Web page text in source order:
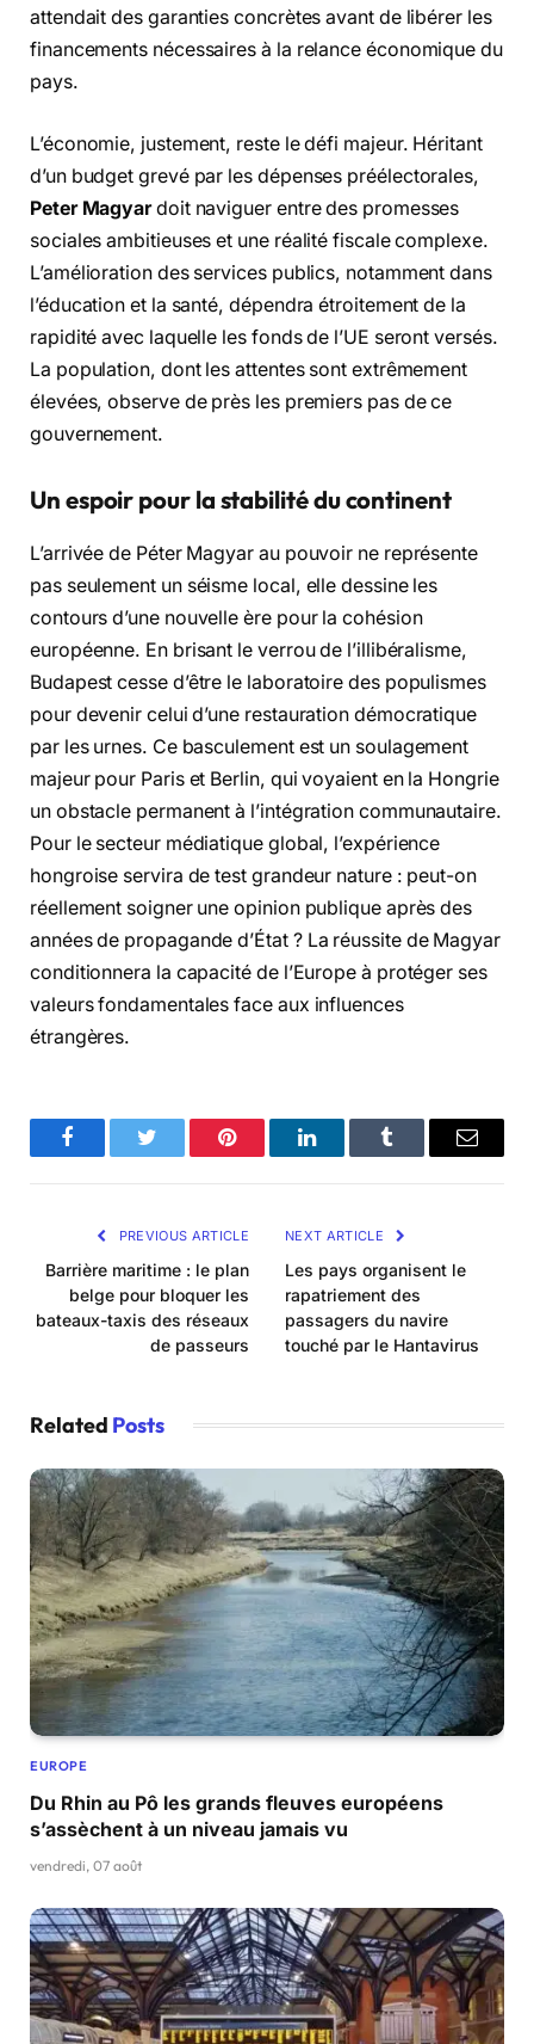
attendait des garanties concrètes avant de libérer les
financements nécessaires à la relance économique du
pays.
L’économie, justement, reste le défi majeur. Héritant
d’un budget grevé par les dépenses préélectorales,
Peter Magyardoit naviguer entre des promesses
sociales ambitieuses et une réalité fiscale complexe.
L’amélioration des services publics, notamment dans
l’éducation et la santé, dépendra étroitement de la
rapidité avec laquelle les fonds de l’UE seront versés.
La population, dont les attentes sont extrêmement
élevées, observe de près les premiers pas de ce
gouvernement.
Un espoir pour la stabilité du continent
L’arrivée de Péter Magyar au pouvoir ne représente
pas seulement un séisme local, elle dessine les
contours d’une nouvelle ère pour la cohésion
européenne. En brisant le verrou de l’illibéralisme,
Budapest cesse d’être le laboratoire des populismes
pour devenir celui d’une restauration démocratique
par les urnes. Ce basculement est un soulagement
majeur pour Paris et Berlin, qui voyaient en la Hongrie
un obstacle permanent à l’intégration communautaire.
Pour le secteur médiatique global, l’expérience
hongroise servira de test grandeur nature : peut-on
réellement soigner une opinion publique après des
années de propagande d’État ? La réussite de Magyar
conditionnera la capacité de l’Europe à protéger ses
valeurs fondamentales face aux influences
étrangères.
FacebookTwitter Pinterest LinkedInTumblr Email
PREVIOUS ARTICLE
Barrière maritime : le plan
belge pour bloquer les
bateaux-taxis des réseaux
de passeurs
NEXT ARTICLE
Les pays organisent le
rapatriement des
passagers du navire
touché par le Hantavirus
Related Posts
EUROPE
Du Rhin au Pô les grands fleuves européens
s’assèchent à un niveau jamais vu
vendredi, 07 août